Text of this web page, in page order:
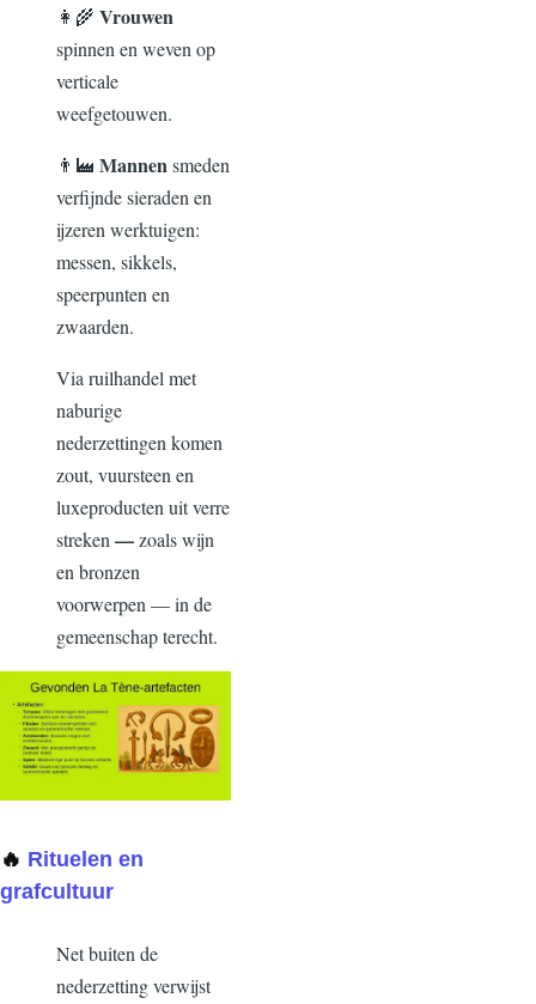
👩‍🌾Vrouwen
spinnen en weven op
verticale
weefgetouwen.
👨‍🏭Mannensmeden
verfijnde sieraden en
ijzeren werktuigen:
messen, sikkels,
speerpunten en
zwaarden.
Via ruilhandel met
naburige
nederzettingen komen
zout, vuursteen en
luxeproducten uit verre
streken —zoals wijn
en bronzen
voorwerpen— inde
gemeenschap terecht.
Image
🔥 Rituelen en
grafcultuur
Net buiten de
nederzetting verwijst